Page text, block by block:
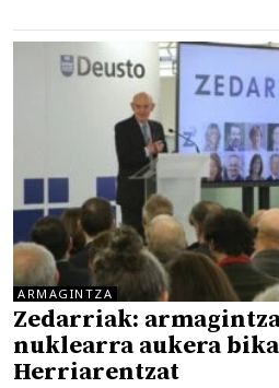
ARMAGINTZA
Zedarriak:
nuklearra aukera
Herriarentzat